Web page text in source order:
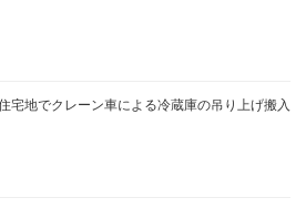
宅地でクレーン車による冷蔵庫の吊り上げ搬入